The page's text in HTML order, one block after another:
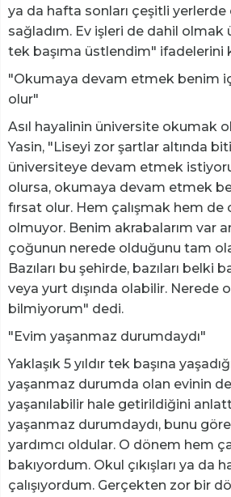
ya da hafta sonları çeşitli yerlerde
sağladım. Ev işleri de dahil olmak
tek başıma üstlendim" ifadelerini
"Okumaya devam etmek benim
olur"
Asıl hayalinin üniversite okumak
Yasin, "Liseyi zor şartlar altında
üniversiteye devam etmek
olursa, okumaya devam etmek
fırsat olur. Hem çalışmak hem de
olmuyor. Benim akrabalarım var
çoğunun nerede olduğunu tam
Bazıları bu şehirde, bazıları belki
veya yurt dışında olabilir. Nerede
bilmiyorum" dedi.
"Evim yaşanmaz durumdaydı"
Yaklaşık 5 yıldır tek başına
yaşanmaz durumda olan evinin
yaşanılabilir hale getirildiğini
yaşanmaz durumdaydı, bunu
yardımcı oldular. O dönem hem
bakıyordum. Okul çıkışları ya da
çalışıyordum. Gerçekten zor bir